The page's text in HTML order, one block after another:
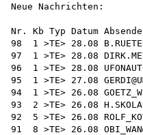
Neue Nachrichten:
Nr. Kb Typ Datum
98  1 >TE> 28.08
97  1 >TE> 28.08
96  1 >TE> 28.08
95  1 >TE> 27.08
94  1 >TE> 26.08
93  2 >TE> 26.08
92  5 >TE> 26.08
91  8 >TE> 26.08